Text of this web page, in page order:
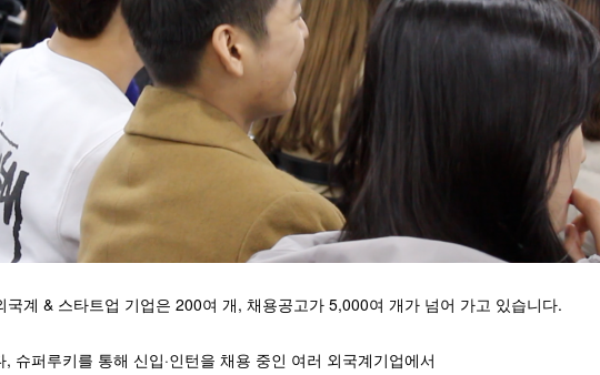
국계 & 스타트업 기업은 200여 개, 채용공고가 5,000여 개가 넘어 가고 있습니다.
, 슈퍼루키를 통해 신입·인턴을 채용 중인 여러 외국계기업에서